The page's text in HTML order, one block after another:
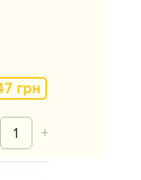
грн
1 +